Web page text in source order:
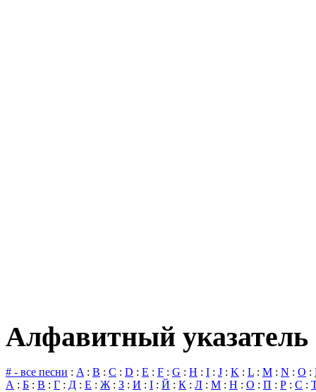
Алфавитный указатель
# - все песни : A: B : C : D : E : F : G : H : I : J : K : L : M : N : O :
А : Б : В : Г : Д : Е : Ж: З : И : І : Й : К : Л : М : Н : О : П : Р : С :